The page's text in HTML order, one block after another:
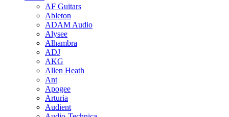
AF Guitars
Ableton
ADAM Audio
Alysee
Alhambra
ADJ
AKG
Allen Heath
Ant
Apogee
Arturia
Audient